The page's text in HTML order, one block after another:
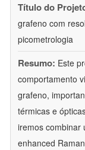
Título do
grafeno com
picometrologia
Resumo: Este
comportamento
grafeno,
térmicas e
iremos combinar
enhanced